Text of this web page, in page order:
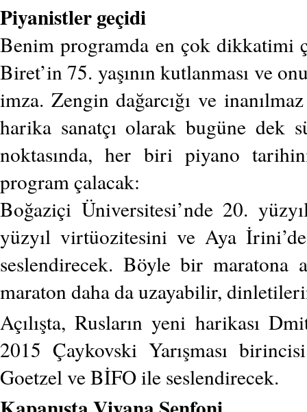
Piyanistler geçidi
Benim programda en çok dikkatimi
Biret’in 75. yaşının kutlanması ve
imza. Zengin dağarcığı ve
harika sanatçı olarak bugüne dek
noktasında, her biri piyano
program çalacak:
Boğaziçi Üniversitesi’nde 20.
yüzyıl virtüozitesini ve Aya
seslendirecek. Böyle bir
maraton daha da uzayabilir,
Açılışta, Rusların yeni harikası
2015 Çaykovski Yarışması
Goetzel ve BİFO ile seslendirecek.